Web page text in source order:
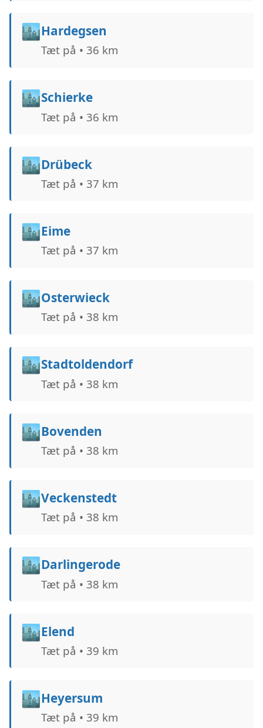
🏙️Hardegsen
Tæt på • 36 km
🏙️Schierke
Tæt på • 36 km
🏙️Drübeck
Tæt på • 37 km
🏙️Eime
Tæt på • 37 km
🏙️Osterwieck
Tæt på • 38 km
🏙️Stadtoldendorf
Tæt på • 38 km
🏙️Bovenden
Tæt på • 38 km
🏙️Veckenstedt
Tæt på • 38 km
🏙️Darlingerode
Tæt på • 38 km
🏙️Elend
Tæt på • 39 km
🏙️Heyersum
Tæt på • 39 km